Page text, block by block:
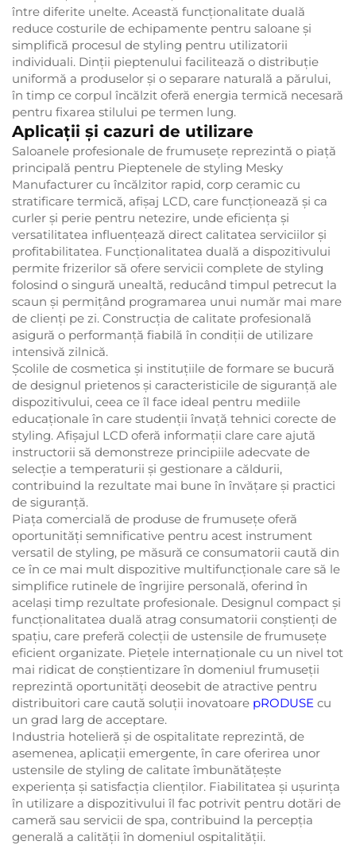
între diferite unelte. Această funcționalitate duală
reduce costurile de echipamente pentru saloane și
simplifică procesul de styling pentru utilizatorii
individuali. Dinții pieptenului facilitează o distribuție
uniformă a produselor și o separare naturală a părului,
în timp ce corpul încălzit oferă energia termică necesară
pentru fixarea stilului pe termen lung.
Aplicații și cazuri de utilizare
Saloanele profesionale de frumusețe reprezintă o piață
principală pentru Pieptenele de styling Mesky
Manufacturer cu încălzitor rapid, corp ceramic cu
stratificare termică, afișaj LCD, care funcționează și ca
curler și perie pentru netezire, unde eficiența și
versatilitatea influențează direct calitatea serviciilor și
profitabilitatea. Funcționalitatea duală a dispozitivului
permite frizerilor să ofere servicii complete de styling
folosind o singură unealtă, reducând timpul petrecut la
scaun și permițând programarea unui număr mai mare
de clienți pe zi. Construcția de calitate profesională
asigură o performanță fiabilă în condiții de utilizare
intensivă zilnică.
Școlile de cosmetica și instituțiile de formare se bucură
de designul prietenos și caracteristicile de siguranță ale
dispozitivului, ceea ce îl face ideal pentru mediile
educaționale în care studenții învață tehnici corecte de
styling. Afișajul LCD oferă informații clare care ajută
instructorii să demonstreze principiile adecvate de
selecție a temperaturii și gestionare a căldurii,
contribuind la rezultate mai bune în învățare și practici
de siguranță.
Piața comercială de produse de frumusețe oferă
oportunități semnificative pentru acest instrument
versatil de styling, pe măsură ce consumatorii caută din
ce în ce mai mult dispozitive multifuncționale care să le
simplifice rutinele de îngrijire personală, oferind în
același timp rezultate profesionale. Designul compact și
funcționalitatea duală atrag consumatorii conștienți de
spațiu, care preferă colecții de ustensile de frumusețe
eficient organizate. Piețele internaționale cu un nivel tot
mai ridicat de conștientizare în domeniul frumuseții
reprezintă oportunități deosebit de atractive pentru
distribuitori care caută soluții inovatoare pRODUSE cu
un grad larg de acceptare.
Industria hotelieră și de ospitalitate reprezintă, de
asemenea, aplicații emergente, în care oferirea unor
ustensile de styling de calitate îmbunătățește
experiența și satisfacția clienților. Fiabilitatea și ușurința
în utilizare a dispozitivului îl fac potrivit pentru dotări de
cameră sau servicii de spa, contribuind la percepția
generală a calității în domeniul ospitalității.